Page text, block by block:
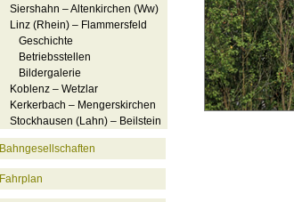
Siershahn – Altenkirchen (Ww)
Linz (Rhein) – Flammersfeld
Geschichte
Betriebsstellen
Bildergalerie
Koblenz – Wetzlar
Kerkerbach – Mengerskirchen
Stockhausen (Lahn) – Beilstein
Bahngesellschaften
Fahrplan